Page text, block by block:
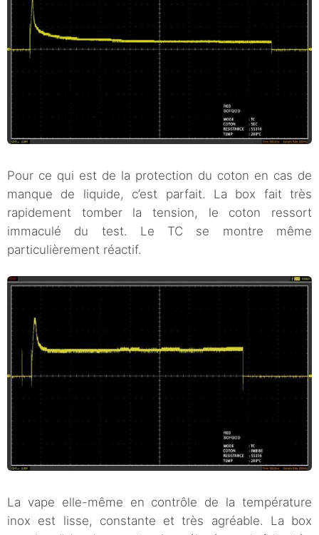
Pour ce qui est de la protection du coton en cas de
manque de liquide, c’est parfait. La box fait très
rapidement tomber la tension, le coton ressort
immaculé du test. Le TC se montre même
particulièrement réactif.
La vape elle-même en contrôle de la température
inox est lisse, constante et très agréable. La box